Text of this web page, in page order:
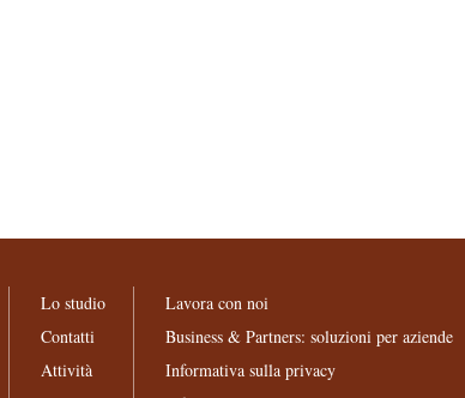
Lo studio
Contatti
Attività
Lavora con noi
Business & Partners: soluzioni per aziende
Informativa sulla privacy